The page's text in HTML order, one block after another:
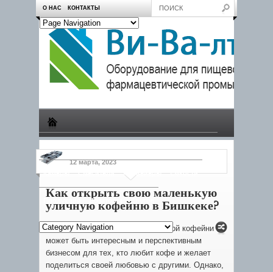
О НАС КОНТАКТЫ
Камеры Смесители Конвейеры Емкости
Дозаторы Другое
12 марта, 2023
Как открыть свою маленькую
уличную кофейню в Бишкеке?
Открытие своей маленькой уличной кофейни
может быть интересным и перспективным
бизнесом для тех, кто любит кофе и желает
поделиться своей любовью с другими. Однако,